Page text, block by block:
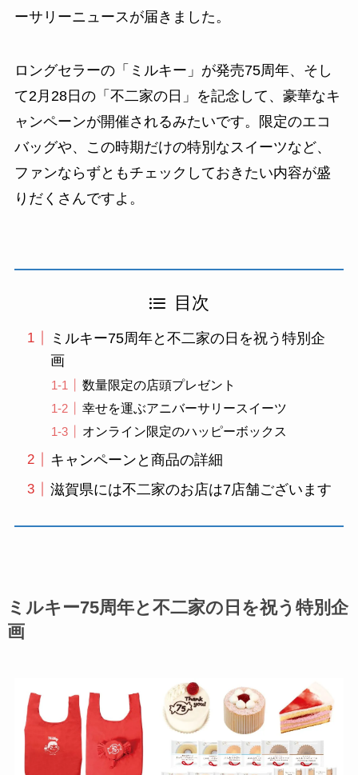
ーサリーニュースが届きました。
ロングセラーの「ミルキー」が発売75周年、そし
て2月28日の「不二家の日」を記念して、豪華なキ
ャンペーンが開催されるみたいです。限定のエコ
バッグや、この時期だけの特別なスイーツなど、
ファンならずともチェックしておきたい内容が盛
りだくさんですよ。
目次
ミルキー75周年と不二家の日を祝う特別企
画
数量限定の店頭プレゼント
幸せを運ぶアニバーサリースイーツ
オンライン限定のハッピーボックス
キャンペーンと商品の詳細
滋賀県には不二家のお店は7店舗ございます
ミルキー75周年と不二家の日を祝う特別企
画